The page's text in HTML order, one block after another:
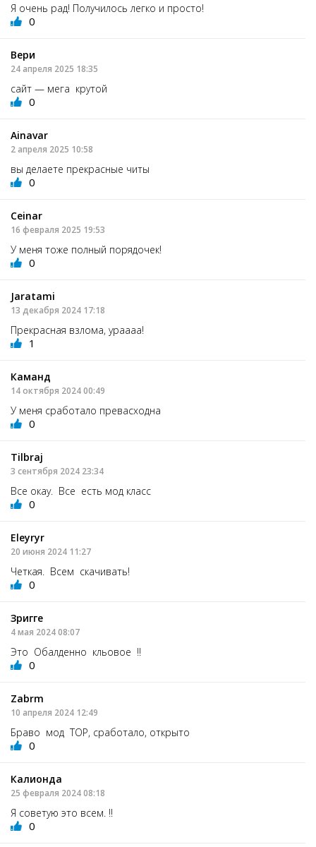
Я очень рад! Получилось легко и просто!
0
Вери
24 апреля 2025 18:35
сайт — мега крутой
0
Ainavar
2 апреля 2025 10:58
вы делаете прекрасные читы
0
Ceinar
16 февраля 2025 19:53
У меня тоже полный порядочек!
0
Jaratami
13 декабря 2024 17:18
Прекрасная взлома, ураааа!
1
Каманд
14 октября 2024 00:49
У меня сработало превасходна
0
Tilbraj
3 сентября 2024 23:34
Все окау. Все есть мод класс
0
Eleyryr
20 июня 2024 11:27
Четкая. Всем скачивать!
0
Зригге
4 мая 2024 08:07
Это Обалденно кльовое !!
0
Zabrm
10 апреля 2024 12:49
Браво мод ТОР, сработало, открыто
0
Калионда
25 февраля 2024 08:18
Я советую это всем. !!
0